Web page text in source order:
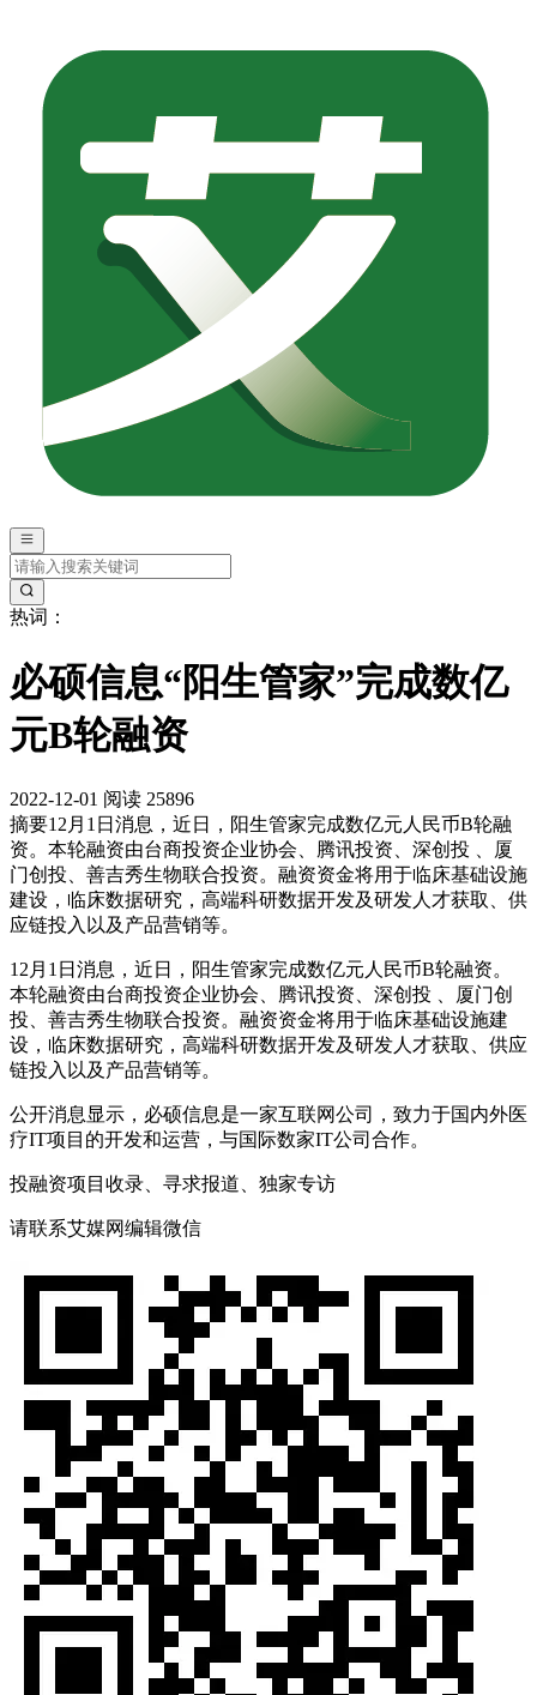
热词：
必硕信息“阳生管家”完成数亿
元B轮融资
2022-12-01 阅读 25896
摘要12月1日消息，近日，阳生管家完成数亿元人民币B轮融
资。本轮融资由台商投资企业协会、腾讯投资、深创投 、厦
门创投、善吉秀生物联合投资。融资资金将用于临床基础设施
建设，临床数据研究，高端科研数据开发及研发人才获取、供
应链投入以及产品营销等。
12月1日消息，近日，阳生管家完成数亿元人民币B轮融资。
本轮融资由台商投资企业协会、腾讯投资、深创投 、厦门创
投、善吉秀生物联合投资。融资资金将用于临床基础设施建
设，临床数据研究，高端科研数据开发及研发人才获取、供应
链投入以及产品营销等。
公开消息显示，必硕信息是一家互联网公司，致力于国内外医
疗IT项目的开发和运营，与国际数家IT公司合作。
投融资项目收录、寻求报道、独家专访
请联系艾媒网编辑微信